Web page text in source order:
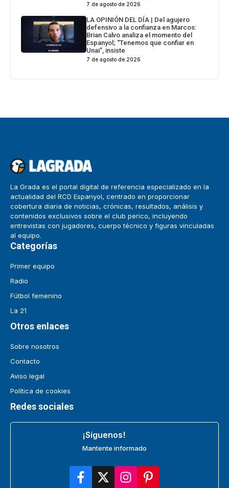
7 de agosto de 2026
LA OPINIÓN DEL DÍA | Del agujero
defensivo a la confianza en Marcos:
Brian Calvo analiza el momento del
Espanyol; “Tenemos que confiar en
Unai”, insiste
7 de agosto de 2026
La Grada es el portal digital de referencia especializado en la
actualidad del RCD Espanyol, centrado en proporcionar
cobertura diaria de noticias, crónicas, resultados, análisis y
contenidos exclusivos sobre el club perico, incluyendo
entrevistas con jugadores, cuerpo técnico y figuras vinculadas
al equipo.
Categorías
Primer equipo
Radio
Fútbol femenino
La 21
Otros enlaces
Sobre nosotros
Contacto
Aviso legal
Política de cookies
Redes sociales
¡Síguenos!
Mantente informado